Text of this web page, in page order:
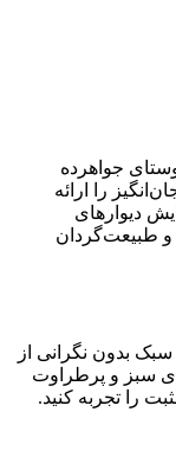
جواهرده
را ارائه
دیوارهای
و طبیعت‌گردان
سبک بدون نگرانی از
سبز و پرطراوت
را تجربه کنید.